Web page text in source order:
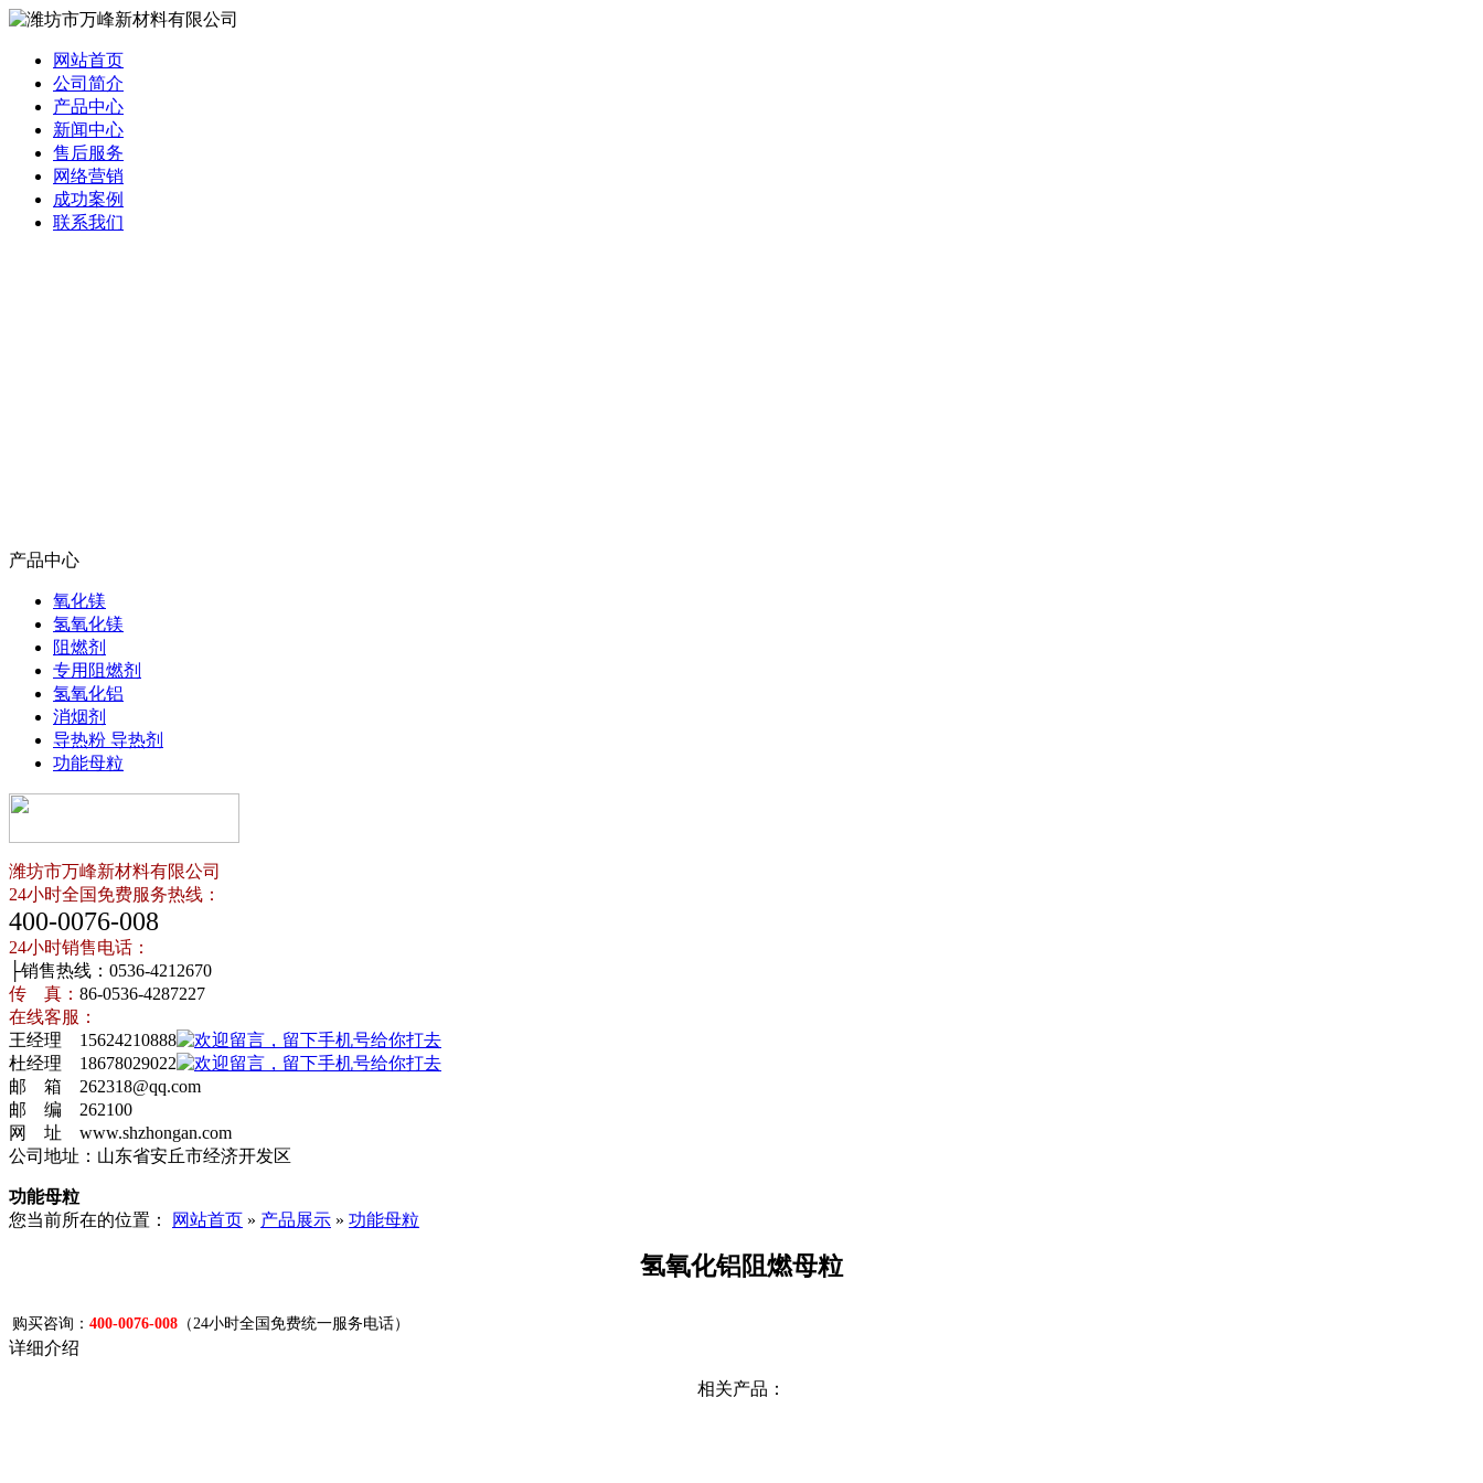
网站首页
公司简介
产品中心
新闻中心
售后服务
网络营销
成功案例
联系我们
产品中心
氧化镁
氢氧化镁
阻燃剂
专用阻燃剂
氢氧化铝
消烟剂
导热粉 导热剂
功能母粒
潍坊市万峰新材料有限公司
24小时全国免费服务热线：
400-0076-008
24小时销售电话：
├销售热线：0536-4212670
传 真： 86-0536-4287227
在线客服：
王经理 15624210888
杜经理 18678029022
邮 箱 262318@qq.com
邮 编 262100
网 址 www.shzhongan.com
公司地址：山东省安丘市经济开发区
功能母粒
您当前所在的位置：
网站首页 » 产品展示 » 功能母粒
氢氧化铝阻燃母粒
购买咨询： 400-0076-008 （24小时全国免费统一服务电话）
详细介绍
相关产品：